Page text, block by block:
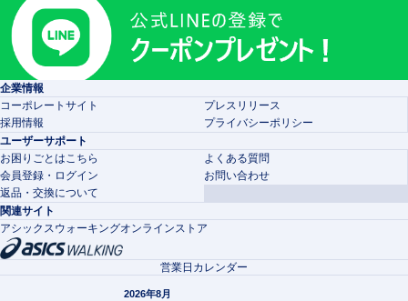
企業情報
コーポレートサイト
プレスリリース
採用情報
プライバシーポリシー
ユーザーサポート
お困りごとはこちら
よくある質問
会員登録・ログイン
お問い合わせ
返品・交換について
関連サイト
アシックスウォーキングオンラインストア
営業日カレンダー
2026年8月